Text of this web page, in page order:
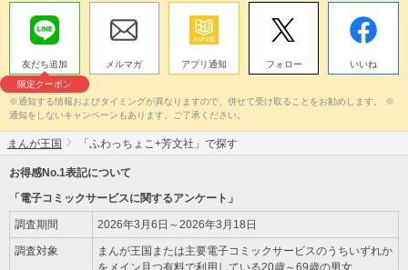
友だち追加
限定クーポン
メルマガ アプリ通知 フォロー いいね
※通知する情報およびタイミングが異なりますので、併せて受け取ることをお勧めします。 ※
通知をしないキャンペーンもあります。ご了承ください。
まんが王国 「ふわっちょこ+芳文社」で探す
お得感No.1表記について
「電子コミックサービスに関するアンケート」
調査期間 2026年3月6日～2026年3月18日
調査対象
まんが王国または主要電子コミックサービスのうちいずれか
をメイン且つ有料で利用している20歳～69歳の男女